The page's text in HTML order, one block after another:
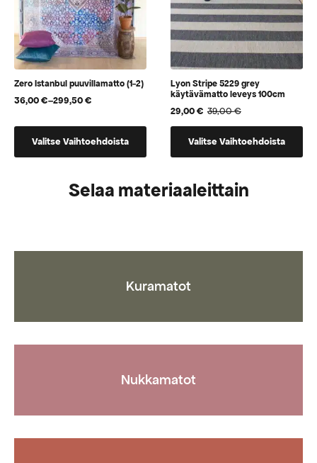
Zero Istanbul puuvillamatto (1-2)
36,00€–299,50€
Hintaluokka:
-
299,50 €
Valitse Vaihtoehdoista
tuotteella
muunnelma.
Lyon Stripe 5229 grey
käytävämatto leveys 100cm
39,00€
Alkuperäinen
hinta
29,00€
Nykyinen
hinta
Valitse Vaihtoehdoista
tuotteella
vaihtoehtoja,
jotka
Selaa materiaaleittain
Kuramatot
Nukkamatot